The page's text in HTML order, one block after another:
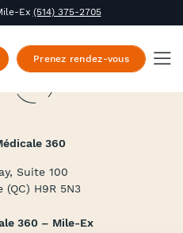
Ex (514) 375-2705
Prenez rendez-vous
360
Suite 100
H9R 5N3
360 – Mile-Ex